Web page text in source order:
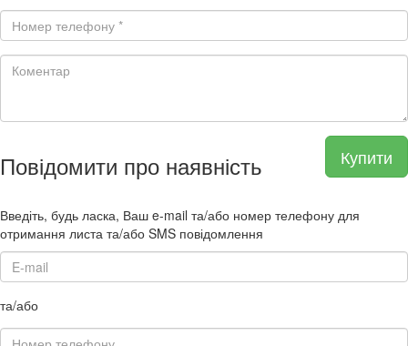
Купити
Повідомити про наявність
Введіть, будь ласка, Ваш e-mail та/або номер телефону для
отримання листа та/або SMS повідомлення
та/або